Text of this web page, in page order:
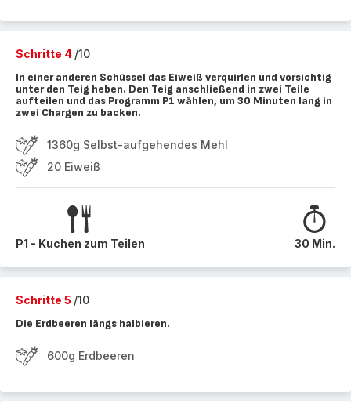
Schritte 4 /10
In einer anderen Schüssel das Eiweiß verquirlen und vorsichtig
unter den Teig heben. Den Teig anschließend in zwei Teile
aufteilen und das Programm P1 wählen, um 30 Minuten lang in
zwei Chargen zu backen.
1360g Selbst-aufgehendes Mehl
20 Eiweiß
P1 - Kuchen zum Teilen 30 Min.
Schritte 5 /10
Die Erdbeeren längs halbieren.
600g Erdbeeren